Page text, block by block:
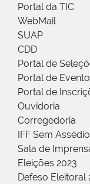
Portal da TIC
WebMail
SUAP
CDD
Portal de
Portal de
Portal de
Ouvidoria
Corregedoria
IFF Sem Assédio
Sala de
Eleições 2023
Defeso Eleitoral